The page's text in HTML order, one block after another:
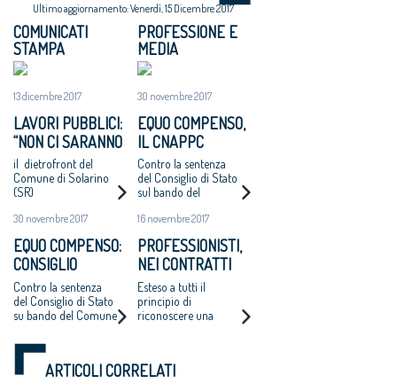
Ultimo aggiornamento: Venerdì, 15 Dicembre 2017
COMUNICATI
STAMPA
13 dicembre 2017
LAVORI PUBBLICI:
“NON CI SARANNO
ALTRI ‘CASI
CATANZARO’ - MAI
PIÙ INCARICHI DI
PROGETTAZIONE
AD UN EURO”
il dietrofront del
Comune di Solarino
(SR)
30 novembre 2017
EQUO COMPENSO:
CONSIGLIO
NAZIONALE
ARCHITETTI
RICORRE ALLA
CORTE EUROPEA
DEI DIRITTI
DELL’UOMO
Contro la sentenza
del Consiglio di Stato
su bando del Comune
Cappochin “è una
pericolosa istigazione
a delinquere”
PROFESSIONE E
MEDIA
30 novembre 2017
EQUO COMPENSO,
IL CNAPPC
RICORRE ALLA
CORTE EUROPEA
DEI DIRITTI
DELL’UOMO
Contro la sentenza
del Consiglio di Stato
sul bando del
per l’affidamento
Piano Strutturale
della città al
di un euro
16 novembre 2017
PROFESSIONISTI,
NEI CONTRATTI
ARRIVA L’EQUO
COMPENSO
Esteso a tutti il
principio di
riconoscere una
ARTICOLI CORRELATI